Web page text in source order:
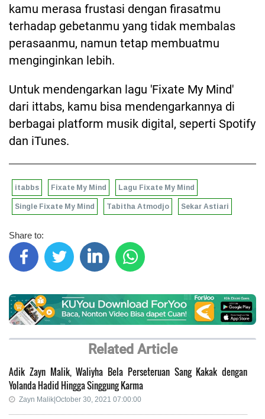
kamu merasa frustasi dengan firasatmu
terhadap gebetanmu yang tidak membalas
perasaanmu, namun tetap membuatmu
menginginkan lebih.
Untuk mendengarkan lagu 'Fixate My Mind'
dari ittabs, kamu bisa mendengarkannya di
berbagai platform musik digital, seperti Spotify
dan iTunes.
itabbs Fixate My Mind Lagu Fixate My Mind
Single Fixate My Mind Tabitha Atmodjo Sekar Astiari
Share to:
Related Article
Adik Zayn Malik, Waliyha Bela Perseteruan Sang Kakak dengan
Yolanda Hadid Hingga Singgung Karma
Zayn Malik|October 30, 2021 07:00:00